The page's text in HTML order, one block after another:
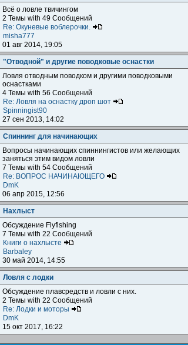
Всё о ловле твичингом
2 Темы with 49 Сообщений
Re: Окуневые воблерочки.
misha777
01 авг 2014, 19:05
"Отводной" и другие поводковые оснастки
Ловля отводным поводком и другими поводковыми
оснастками
4 Темы with 56 Сообщений
Re: Ловля на оснастку дроп шот
Spinningist90
27 сен 2013, 14:02
Спиннинг для начинающих
Вопросы начинающих спиннингистов или желающих
заняться этим видом ловли
7 Темы with 54 Сообщений
Re: ВОПРОС НАЧИНАЮЩЕГО
DmK
06 апр 2015, 12:56
Нахлыст
Обсуждение Flyfishing
7 Темы with 22 Сообщений
Книги о нахлысте
Barbaley
30 май 2014, 14:55
Ловля с лодки
Обсуждение плавсредств и ловли с них.
2 Темы with 22 Сообщений
Re: Лодки и моторы
DmK
15 окт 2017, 16:22